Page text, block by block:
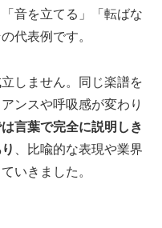
音を立てる」「転ばな
代表例です。
しません。同じ楽譜を
ンスや呼吸感が変わり
言葉で完全に説明しき
、比喩的な表現や業界
いきました。